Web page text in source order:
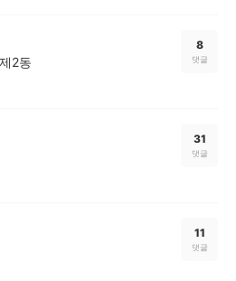
2동
8
댓글
31
댓글
11
댓글